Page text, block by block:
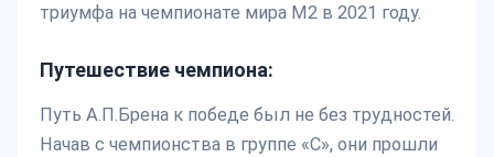
триумфа на чемпионате мира M2 в 2021 году.
Путешествие чемпиона:
Путь А.П.Брена к победе был не без трудностей.
Начав с чемпионства в группе «C», они прошли